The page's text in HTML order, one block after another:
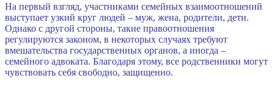
На первый взгляд, участниками семейных взаимоотношений
выступает узкий круг людей – муж, жена, родители, дети.
Однако с другой стороны, такие правоотношения
регулируются законом, в некоторых случаях требуют
вмешательства государственных органов, а иногда –
семейного адвоката. Благодаря этому, все родственники могут
чувствовать себя свободно, защищенно.